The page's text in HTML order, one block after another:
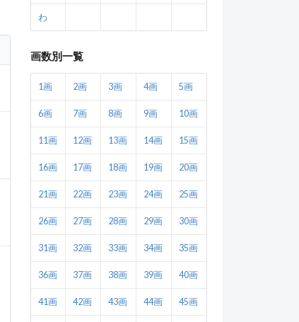
わ
画数別一覧
1画 2画 3画 4画 5画
6画 7画 8画 9画 10画
11画 12画 13画 14画 15画
16画 17画 18画 19画 20画
21画 22画 23画 24画 25画
26画 27画 28画 29画 30画
31画 32画 33画 34画 35画
36画 37画 38画 39画 40画
41画 42画 43画 44画 45画